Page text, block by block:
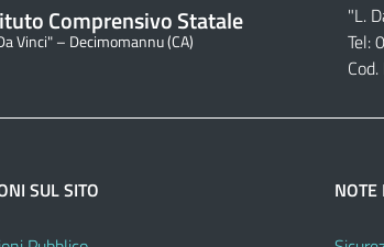
Comprensivo Statale
Vinci" – Decimomannu (CA)
"L.
Tel:
SUL SITO NOTE